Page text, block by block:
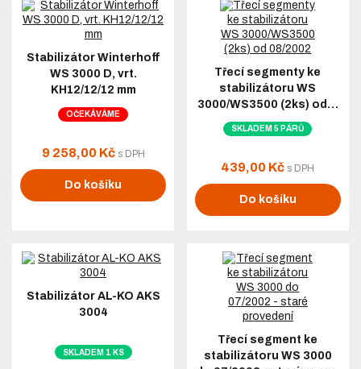
Stabilizátor Winterhoff
WS 3000 D, vrt.
KH12/12/12 mm
OČEKÁVÁME
9 258,00 Kč s DPH
Do košíku
Třecí segmenty ke
stabilizátoru WS
3000/WS3500 (2ks) od…
SKLADEM 5 PÁRŮ
439,00 Kč s DPH
Do košíku
Stabilizátor AL-KO AKS
3004
SKLADEM 1 KS
Třecí segment ke
stabilizátoru WS 3000